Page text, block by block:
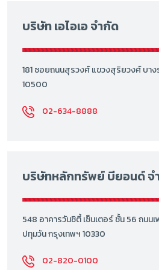
บริษัท เอไอเอ จำกัด
181 ซอยถนนสุรวงศ์ แขวงสุริยวงศ์ บา
10500
02-634-8888
บริษัทหลักทรัพย์ บียอนด์ จ
548 อาคารวันซิตี้ เซ็นเตอร์ ชั้น 56 ถนน
ปทุมวัน กรุงเทพฯ 10330
02-820-0100